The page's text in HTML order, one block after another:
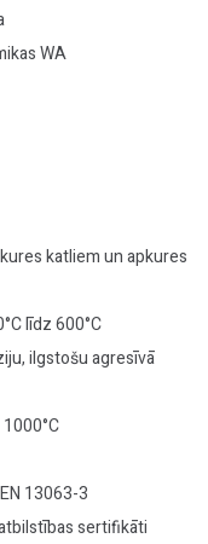
WA
katliem un apkures
līdz 600°C
ilgstošu agresīvā
13063-3
sertifikāti